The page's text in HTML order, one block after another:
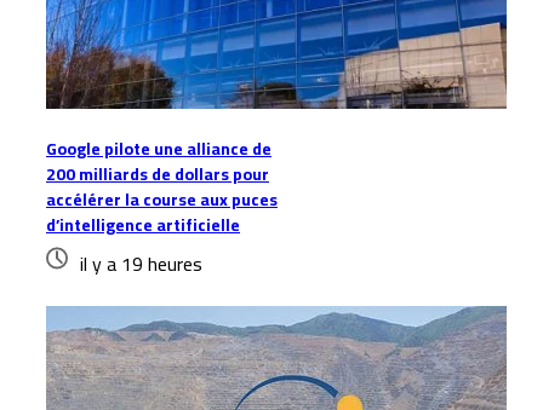
Google pilote une alliance de
200 milliards de dollars pour
accélérer la course aux puces
d’intelligence artificielle
il y a 19 heures